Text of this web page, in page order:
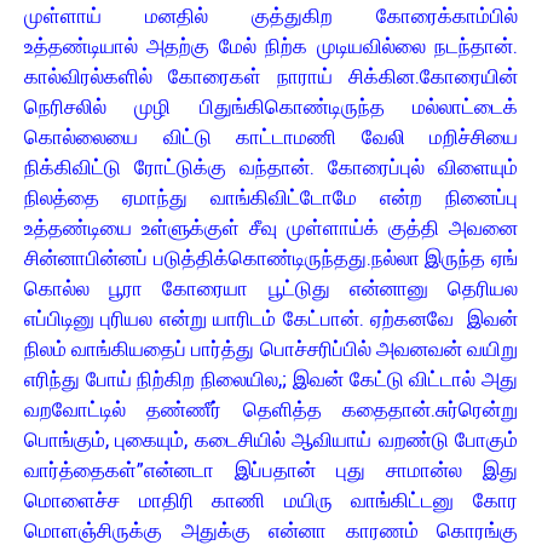
முள்ளாய் மனதில் குத்துகிற கோரைக்காம்பில்
உத்தண்டியால் அதற்கு மேல் நிற்க முடியவில்லை நடந்தான்.
கால்விரல்களில் கோரைகள் நாராய் சிக்கின.கோரையின்
நெரிசலில் முழி பிதுங்கிகொண்டிருந்த மல்லாட்டைக்
கொல்லையை விட்டு காட்டாமணி வேலி மறிச்சியை
நிக்கிவிட்டு ரோட்டுக்கு வந்தான். கோரைப்புல் விளையும்
நிலத்தை ஏமாந்து வாங்கிவிட்டோமே என்ற நினைப்பு
உத்தண்டியை உள்ளுக்குள் சீவு முள்ளாய்க் குத்தி அவனை
சின்னாபின்னப் படுத்திக்கொண்டிருந்தது.நல்லா இருந்த ஏங்
கொல்ல பூரா கோரையா பூட்டுது என்னானு தெரியல
எப்பிடினு புரியல என்று யாரிடம் கேட்பான். ஏற்கனவே இவன்
நிலம் வாங்கியதைப் பார்த்து பொச்சரிப்பில் அவனவன் வயிறு
எரிந்து போய் நிற்கிற நிலையில,; இவன் கேட்டு விட்டால் அது
வறவோட்டில் தண்ணீர் தெளித்த கதைதான்.சுர்ரென்று
பொங்கும், புகையும், கடைசியில் ஆவியாய் வறண்டு போகும்
வார்த்தைகள்”என்னடா இப்பதான் புது சாமான்ல இது
மொளைச்ச மாதிரி காணி மயிரு வாங்கிட்டனு கோர
மொளஞ்சிருக்கு அதுக்கு என்னா காரணம் கொரங்கு